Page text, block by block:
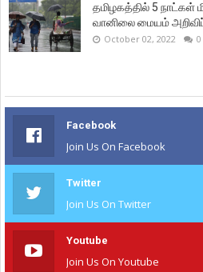
தமிழகத்தில் 5 நாட்கள்
வானிலை மையம்
October 02, 2022 0
Facebook
Join Us On Facebook
Twitter
Join Us On Twitter
Youtube
Join Us On Youtube